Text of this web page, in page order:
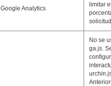
Google Analytics
limitar
No se
ga.js.